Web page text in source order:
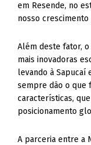
em Resende, no
nosso
Além deste fator,
mais inovadoras
levando à Sapucaí
sempre dão o que
características,
posicionamento
A parceria entre a